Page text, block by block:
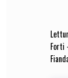
Forti